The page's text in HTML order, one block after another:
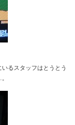
るスタッフはとうとう